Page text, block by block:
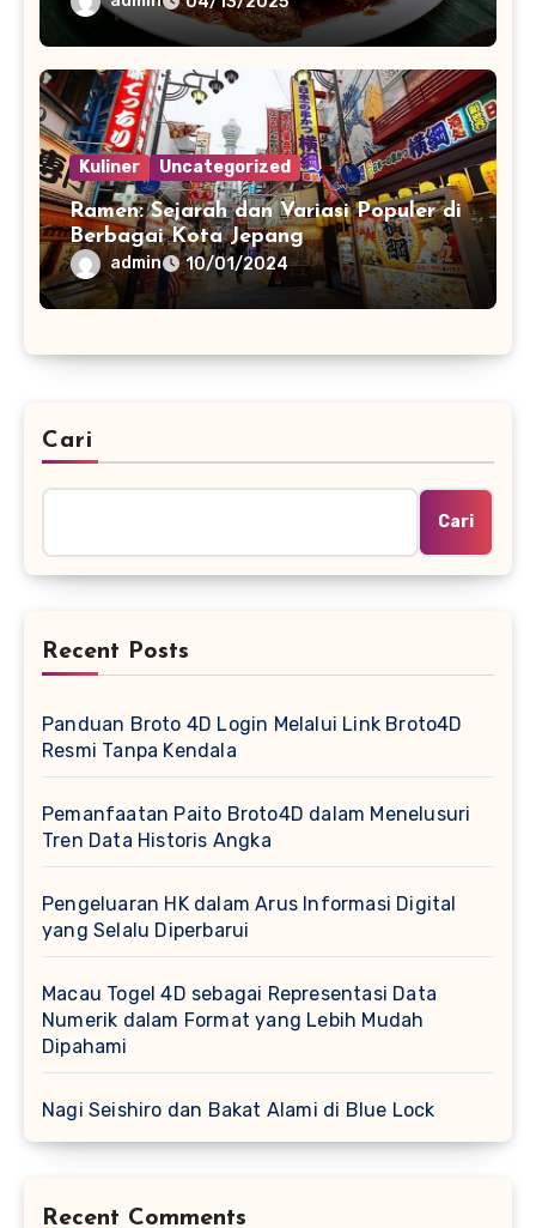
Kuliner Uncategorized
Ramen: Sejarah dan Variasi Populer di
Berbagai Kota Jepang
admin 10/01/2024
Cari
Cari
Recent Posts
Panduan Broto 4D Login Melalui Link Broto4D
Resmi Tanpa Kendala
Pemanfaatan Paito Broto4D dalam Menelusuri
Tren Data Historis Angka
Pengeluaran HK dalam Arus Informasi Digital
yang Selalu Diperbarui
Macau Togel 4D sebagai Representasi Data
Numerik dalam Format yang Lebih Mudah
Dipahami
Nagi Seishiro dan Bakat Alami di Blue Lock
Recent Comments